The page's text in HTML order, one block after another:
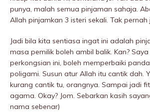
punya, malah semua pinjaman sahaja.
Allah pinjamkan 3 isteri sekali. Tak pernah
Jadi bila kita sentiasa ingat ini adalah
masa pemilik boleh ambil balik. Kan?
perkongsian ini, boleh memperbaiki
poIigami. Susun atur Allah itu cantik dah.
kurang cantik tu, orangnya. Sampai jadi
agama. Okay? Jom. Sebarkan kasih
nama sebenar)